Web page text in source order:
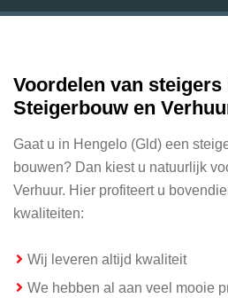
Voordelen van
Steigerbouw en
Gaat u in Hengelo (Gld) een
bouwen? Dan kiest u natuurlijk
Verhuur. Hier profiteert u
kwaliteiten:
Wij leveren altijd kwaliteit
We hebben al aan veel mooie